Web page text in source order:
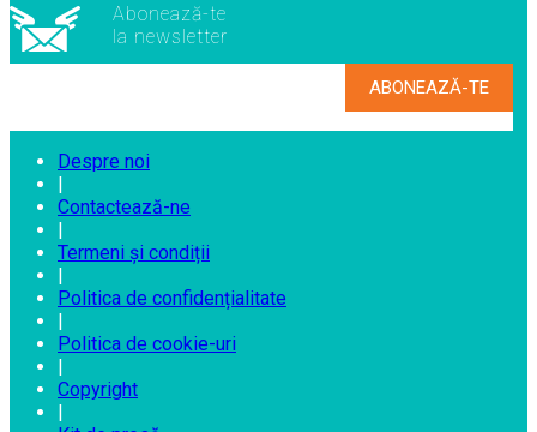
Abonează-te
la newsletter
Despre noi
|
Contactează-ne
|
Termeni și condiții
|
Politica de confidențialitate
|
Politica de cookie-uri
|
Copyright
|